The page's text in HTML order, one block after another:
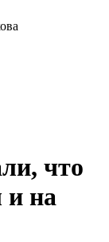
что
и на